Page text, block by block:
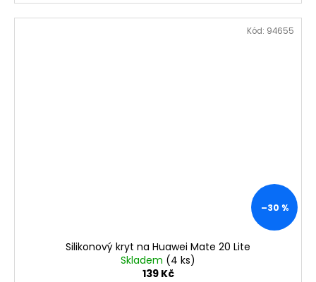
–30 %
Silikonový kryt na Huawei Mate 20 Lite
Skladem (4 ks)
139 Kč
Kód: 94655